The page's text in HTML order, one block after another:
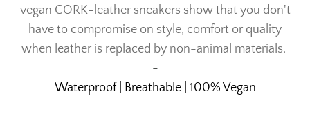
vegan CORK-leather sneakers show that you don't
have to compromise on style, comfort or quality
when leather is replaced by non-animal materials.
-
Waterproof | Breathable | 100% Vegan